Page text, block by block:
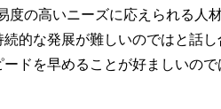
度の高いニーズに応えられる人
的な発展が難しいのではと話
ドを早めることが好ましいので